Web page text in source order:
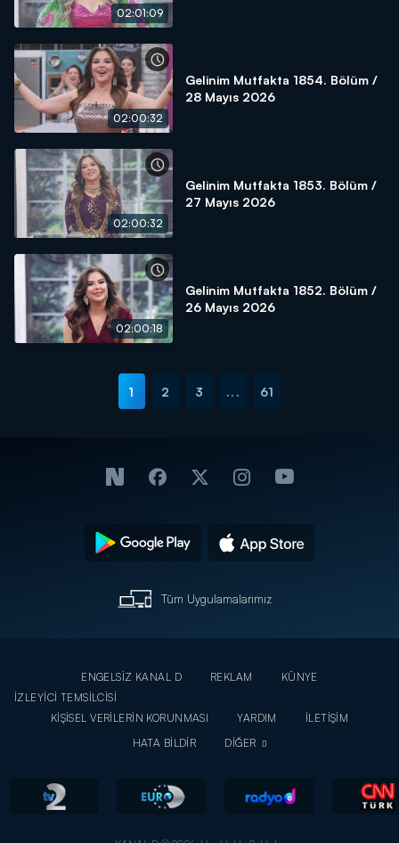
02:01:09
02:00:32
Gelinim Mutfakta 1854. Bölüm /
28 Mayıs 2026
02:00:32
Gelinim Mutfakta 1853. Bölüm /
27 Mayıs 2026
02:00:18
Gelinim Mutfakta 1852. Bölüm /
26 Mayıs 2026
1 2 3 ... 61
Tüm Uygulamalarımız
ENGELSİZ KANAL D REKLAM
KÜNYE
İZLEYİCİ TEMSİLCİSİ
KİŞİSEL VERİLERİN KORUNMASI
YARDIM
İLETİŞİM
HATA BİLDİR
DİĞER